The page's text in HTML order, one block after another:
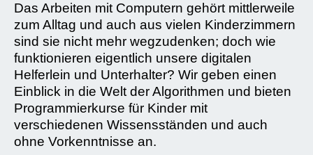
Das Arbeiten mit Computern gehört mittlerweile
zum Alltag und auch aus vielen Kinderzimmern
sind sie nicht mehr wegzudenken; doch wie
funktionieren eigentlich unsere digitalen
Helferlein und Unterhalter? Wir geben einen
Einblick in die Welt der Algorithmen und bieten
Programmierkurse für Kinder mit
verschiedenen Wissensständen und auch
ohne Vorkenntnisse an.